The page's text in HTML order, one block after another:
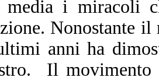
media i miracoli
Nonostante
anni ha
Il